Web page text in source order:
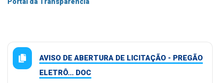
AVISO DE ABERTURA DE LICITAÇÃO - PREGÃO
ELETRÔ... DOC